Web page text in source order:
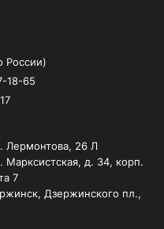
России)
18-65
Лермонтова, 26 Л
Марксистская, д. 34, корп.
7
Дзержинского пл.,